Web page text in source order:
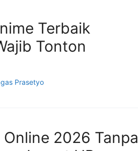
Terbaik
Tonton
Prasetyo
2026 Tanpa